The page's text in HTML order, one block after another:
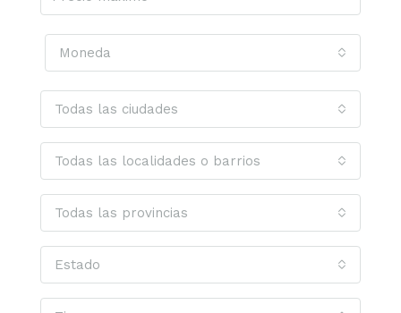
Moneda
Todas las ciudades
Todas las localidades o barrios
Todas las provincias
Estado